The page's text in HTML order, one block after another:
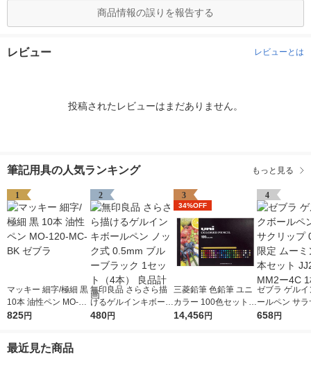
商品情報の誤りを報告する
レビュー レビューとは
投稿されたレビューはまだありません。
筆記用具の人気ランキング もっと見る
1
マッキー 細字/極細 黒
10本 油性ペン MO-12
0-MC-BK ゼブラ
825円
2
無印良品 さらさら描
けるゲルインキボール
ペン ノック式 0.5mm
480円
3
34%OFF
三菱鉛筆 色鉛筆 ユニ
カラー 100色セット U
C100CN2 1セット
14,456円
4
ゼブラ ゲルイ
ールペン サ
ップ 0.5mm
658円
最近見た商品